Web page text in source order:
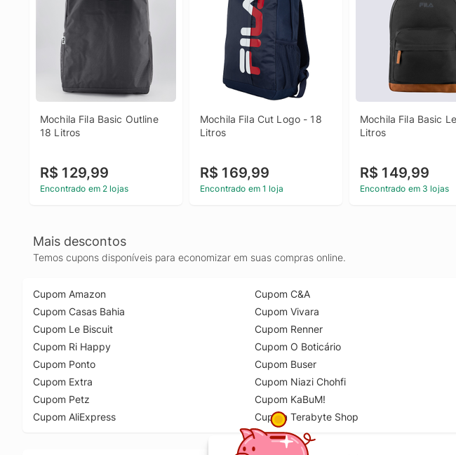
Mochila Fila Basic Outline
18 Litros
R$ 129,99
Encontrado em 2 lojas
Mochila Fila Cut Logo - 18
Litros
R$ 169,99
Encontrado em 1 loja
Mochila Fila Basic
Litros
R$ 149,99
Encontrado em 3 lojas
Mais descontos
Temos cupons disponíveis para economizar em suas compras online.
Cupom Amazon
Cupom Casas Bahia
Cupom Le Biscuit
Cupom Ri Happy
Cupom Ponto
Cupom Extra
Cupom Petz
Cupom AliExpress
Cupom C&A
Cupom Vivara
Cupom Renner
Cupom O Boticário
Cupom Buser
Cupom Niazi Chohfi
Cupom KaBuM!
Cupom Terabyte Shop